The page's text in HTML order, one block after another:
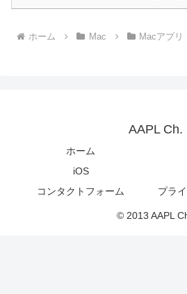
ホーム Mac Macアプリ
AAPL Ch.
ホーム
iOS
コンタクトフォーム
プラ
© 2013 AAPL